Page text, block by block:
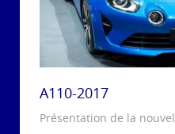
A110-2017
Présentation de la